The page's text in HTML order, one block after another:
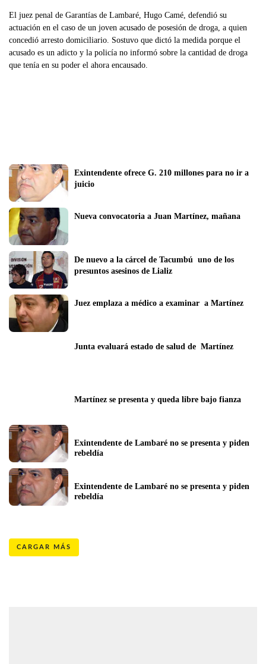
El juez penal de Garantías de Lambaré, Hugo Camé, defendió su
actuación en el caso de un joven acusado de posesión de droga, a quien
concedió arresto domiciliario. Sostuvo que dictó la medida porque el
acusado es un adicto y la policía no informó sobre la cantidad de droga
que tenía en su poder el ahora encausado.
Exintendente ofrece G. 210 millones para no ir a
juicio
Nueva convocatoria a Juan Martínez, mañana
De nuevo a la cárcel de Tacumbú  uno de los
presuntos asesinos de Lializ
Juez emplaza a médico a examinar  a Martínez
Junta evaluará estado de salud de  Martínez
Martínez se presenta y queda libre bajo fianza
Exintendente de Lambaré no se presenta y piden
rebeldía
Exintendente de Lambaré no se presenta y piden
rebeldía
CARGAR MÁS